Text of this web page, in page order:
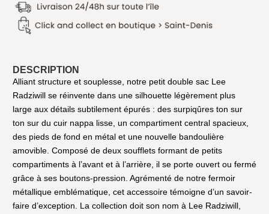
DESCRIPTION
Alliant structure et souplesse, notre petit double sac Lee
Radziwill se réinvente dans une silhouette légèrement plus
large aux détails subtilement épurés : des surpiqûres ton sur
ton sur du cuir nappa lisse, un compartiment central spacieux,
des pieds de fond en métal et une nouvelle bandoulière
amovible. Composé de deux soufflets formant de petits
compartiments à l’avant et à l’arrière, il se porte ouvert ou fermé
grâce à ses boutons-pression. Agrémenté de notre fermoir
métallique emblématique, cet accessoire témoigne d’un savoir-
faire d’exception. La collection doit son nom à Lee Radziwill,